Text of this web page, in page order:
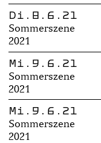
Di.8.6.21
Sommerszene
2021
Mi.9.6.21
Sommerszene
2021
Mi.9.6.21
Sommerszene
2021